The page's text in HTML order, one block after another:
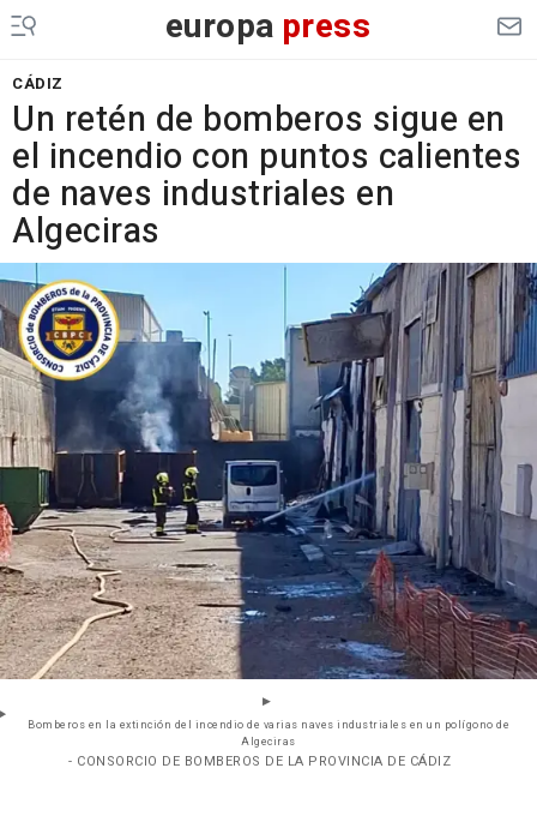
europa press
CÁDIZ
Un retén de bomberos sigue en
el incendio con puntos calientes
de naves industriales en
Algeciras
Bomberos en la extinción del incendio de varias naves industriales en un polígono de
Algeciras
- CONSORCIO DE BOMBEROS DE LA PROVINCIA DE CÁDIZ